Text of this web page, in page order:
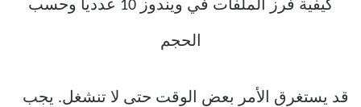
قد يستغرق الأمر بعض الوقت حتى لا تنشغل. يجب